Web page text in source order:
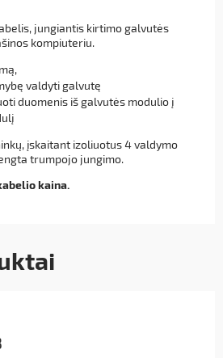
jungiantis kirtimo galvutės
kompiuteriu.
valdyti galvutę
duomenis iš galvutės modulio į
įskaitant izoliuotus 4 valdymo
trumpojo jungimo.
kaina.